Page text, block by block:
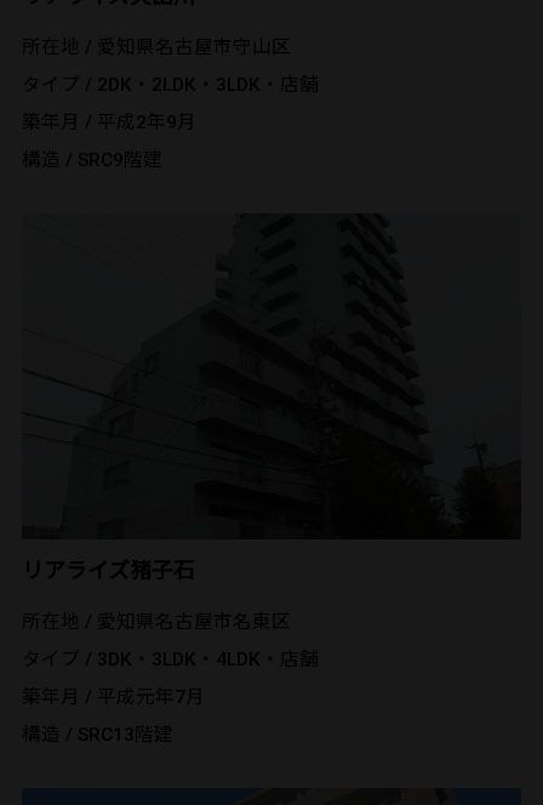
所在地 / 愛知県名古屋市守山区
タイプ / 2DK・2LDK・3LDK・店舗
築年月 / 平成2年9月
構造 / SRC9階建
リアライズ猪子石
所在地 / 愛知県名古屋市名東区
タイプ / 3DK・3LDK・4LDK・店舗
築年月 / 平成元年7月
構造 / SRC13階建